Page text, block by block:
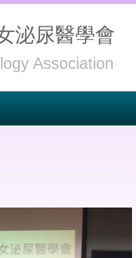
泌尿醫學會
Association